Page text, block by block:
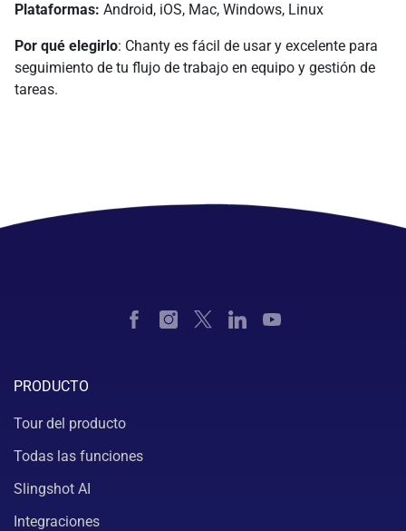
Plataformas: Android, iOS, Mac, Windows, Linux
Por qué elegirlo: Chanty es fácil de usar y excelente para
seguimiento de tu flujo de trabajo en equipo y gestión de
tareas.
PRODUCTO
Tour del producto
Todas las funciones
Slingshot AI
Integraciones